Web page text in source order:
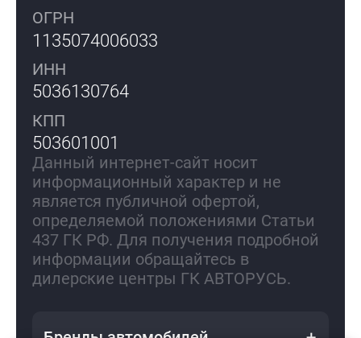
ОГРН
1135074006033
ИНН
5036130764
КПП
503601001
Данный интернет-сайт носит
информационный характер и не
является публичной офертой,
определяемой положениями Статьи
437 ГК РФ. Для получения подробной
информации обращайтесь в
дилерские центры ГК АВТОРУСЬ.